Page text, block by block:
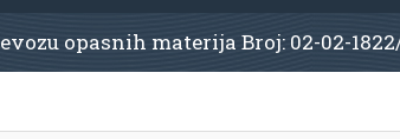
opasnih materija Broj: 02-02-